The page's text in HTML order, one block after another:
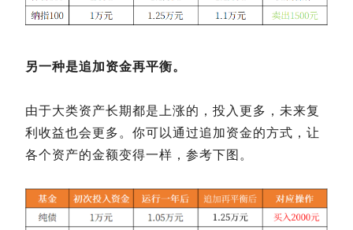
另一种是追加资金再平衡。
由于大类资产长期都是上涨的，投入更多，未来复
利收益也会更多。你可以通过追加资金的方式，让
各个资产的金额变得一样，参考下图。